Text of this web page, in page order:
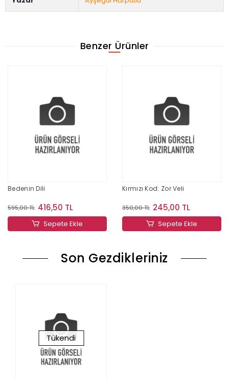
Benzer Ürünler
Bedenin Dili
595,00 TL 416,50 TL
Sepete Ekle
Kırmızı Kod: Zor Veli
350,00 TL 245,00 TL
Sepete Ekle
Son Gezdikleriniz
Tükendi